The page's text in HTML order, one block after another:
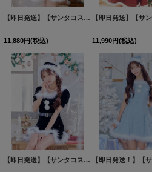
【即日発送】【サンタコス 5点セット】【XS-XLサイズ/4カラー】セットアップバニーフレアサンタ[HC03]明日花キララ着用
11,880円(税込) 11,990円(税込)
【即日発送】【サンタコス 5点セット】【S-Mサイズ/2カラー】ベロアパールビジューサンタコスプレ[HC02]